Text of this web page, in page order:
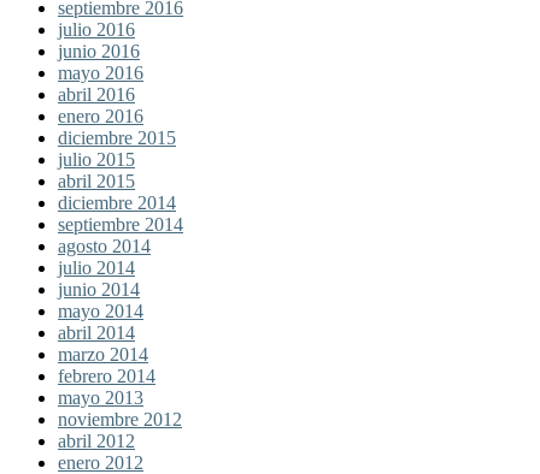
septiembre 2016
julio 2016
junio 2016
mayo 2016
abril 2016
enero 2016
diciembre 2015
julio 2015
abril 2015
diciembre 2014
septiembre 2014
agosto 2014
julio 2014
junio 2014
mayo 2014
abril 2014
marzo 2014
febrero 2014
mayo 2013
noviembre 2012
abril 2012
enero 2012